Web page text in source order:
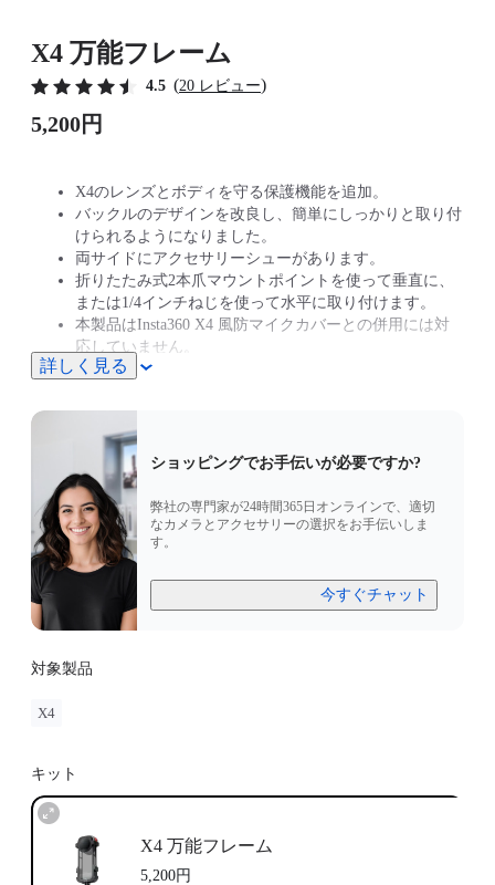
X4 万能フレーム
4.5 (20 レビュー)
5,200円
X4のレンズとボディを守る保護機能を追加。
バックルのデザインを改良し、簡単にしっかりと取り付
けられるようになりました。
両サイドにアクセサリーシューがあります。
折りたたみ式2本爪マウントポイントを使って垂直に、
または1/4インチねじを使って水平に取り付けます。
本製品はInsta360 X4 風防マイクカバーとの併用には対
応していません。
詳しく見る
ショッピングでお手伝いが必要ですか?
弊社の専門家が24時間365日オンラインで、適切
なカメラとアクセサリーの選択をお手伝いしま
す。
今すぐチャット
対象製品
X4
キット
X4 万能フレーム
5,200円